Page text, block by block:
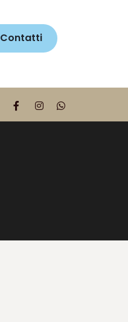
Contatti